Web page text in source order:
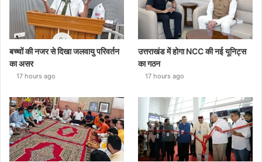
बच्चों की नजर से दिखा जलवायु परिवर्तन
का असर
17 hours ago
उत्तराखंड में होगा NCC की नई यूनिट्स
का गठन
17 hours ago